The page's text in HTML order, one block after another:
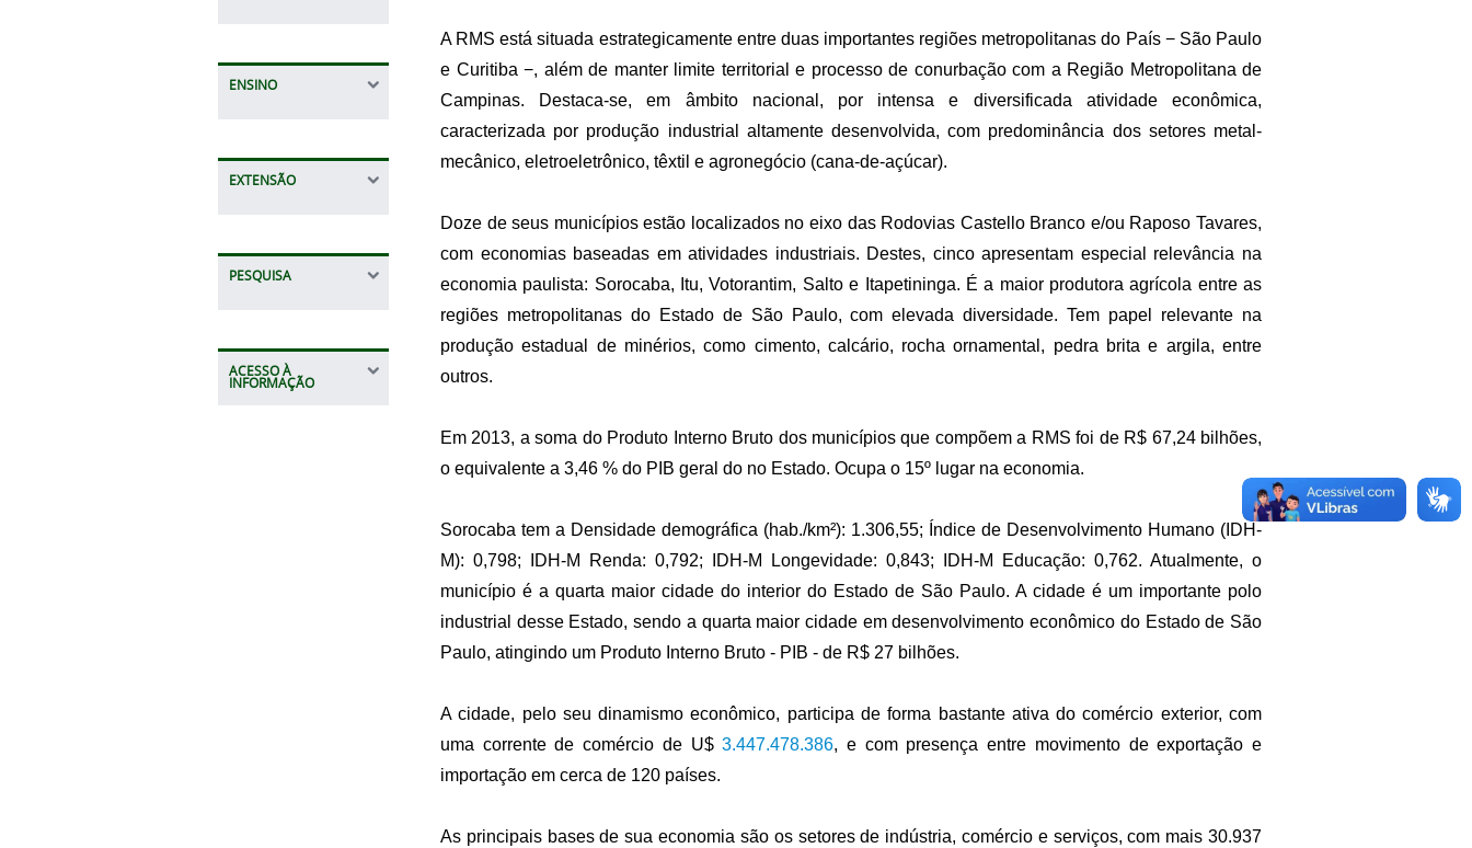
ENSINO
EXTENSÃO
PESQUISA
ACESSO À
INFORMAÇÃO
A RMS está situada estrategicamente entre duas importantes regiões metropolitanas do País − São Paulo
e Curitiba −, além de manter limite territorial e processo de conurbação com a Região Metropolitana de
Campinas. Destaca-se, em âmbito nacional, por intensa e diversificada atividade econômica,
caracterizada por produção industrial altamente desenvolvida, com predominância dos setores metal-
mecânico, eletroeletrônico, têxtil e agronegócio (cana-de-açúcar).
Doze de seus municípios estão localizados no eixo das Rodovias Castello Branco e/ou Raposo Tavares,
com economias baseadas em atividades industriais. Destes, cinco apresentam especial relevância na
economia paulista: Sorocaba, Itu, Votorantim, Salto e Itapetininga. É a maior produtora agrícola entre as
regiões metropolitanas do Estado de São Paulo, com elevada diversidade. Tem papel relevante na
produção estadual de minérios, como cimento, calcário, rocha ornamental, pedra brita e argila, entre
outros.
Em 2013, a soma do Produto Interno Bruto dos municípios que compõem a RMS foi de R$ 67,24 bilhões,
o equivalente a 3,46 % do PIB geral do no Estado. Ocupa o 15º lugar na economia.
Sorocaba tem a Densidade demográfica (hab./km²): 1.306,55; Índice de Desenvolvimento Humano (IDH-
M): 0,798; IDH-M Renda: 0,792; IDH-M Longevidade: 0,843; IDH-M Educação: 0,762. Atualmente, o
município é a quarta maior cidade do interior do Estado de São Paulo. A cidade é um importante polo
industrial desse Estado, sendo a quarta maior cidade em desenvolvimento econômico do Estado de São
Paulo, atingindo um Produto Interno Bruto - PIB - de R$ 27 bilhões.
A cidade, pelo seu dinamismo econômico, participa de forma bastante ativa do comércio exterior, com
uma corrente de comércio de U$3.447.478.386, e com presença entre movimento de exportação e
importação em cerca de 120 países.
As principais bases de sua economia são os setores de indústria, comércio e serviços, com mais 30.937